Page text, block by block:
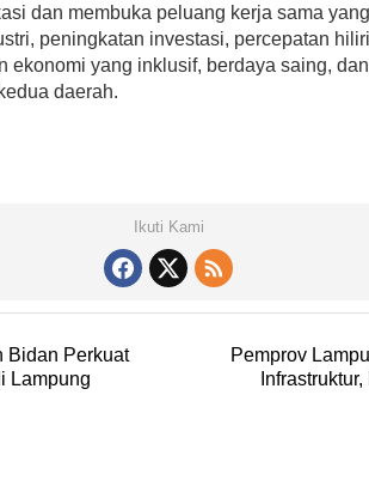
dan membuka peluang kerja sama
peningkatan investasi, percepatan
ekonomi yang inklusif, berdaya saing,
daerah.
Ikuti Kami
Bidan Perkuat
Lampung
Pemprov